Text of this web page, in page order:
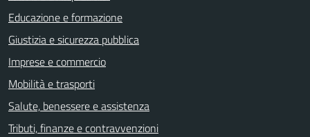
Educazione e formazione
Giustizia e sicurezza pubblica
Imprese e commercio
Mobilità e trasporti
Salute, benessere e assistenza
Tributi, finanze e contravvenzioni